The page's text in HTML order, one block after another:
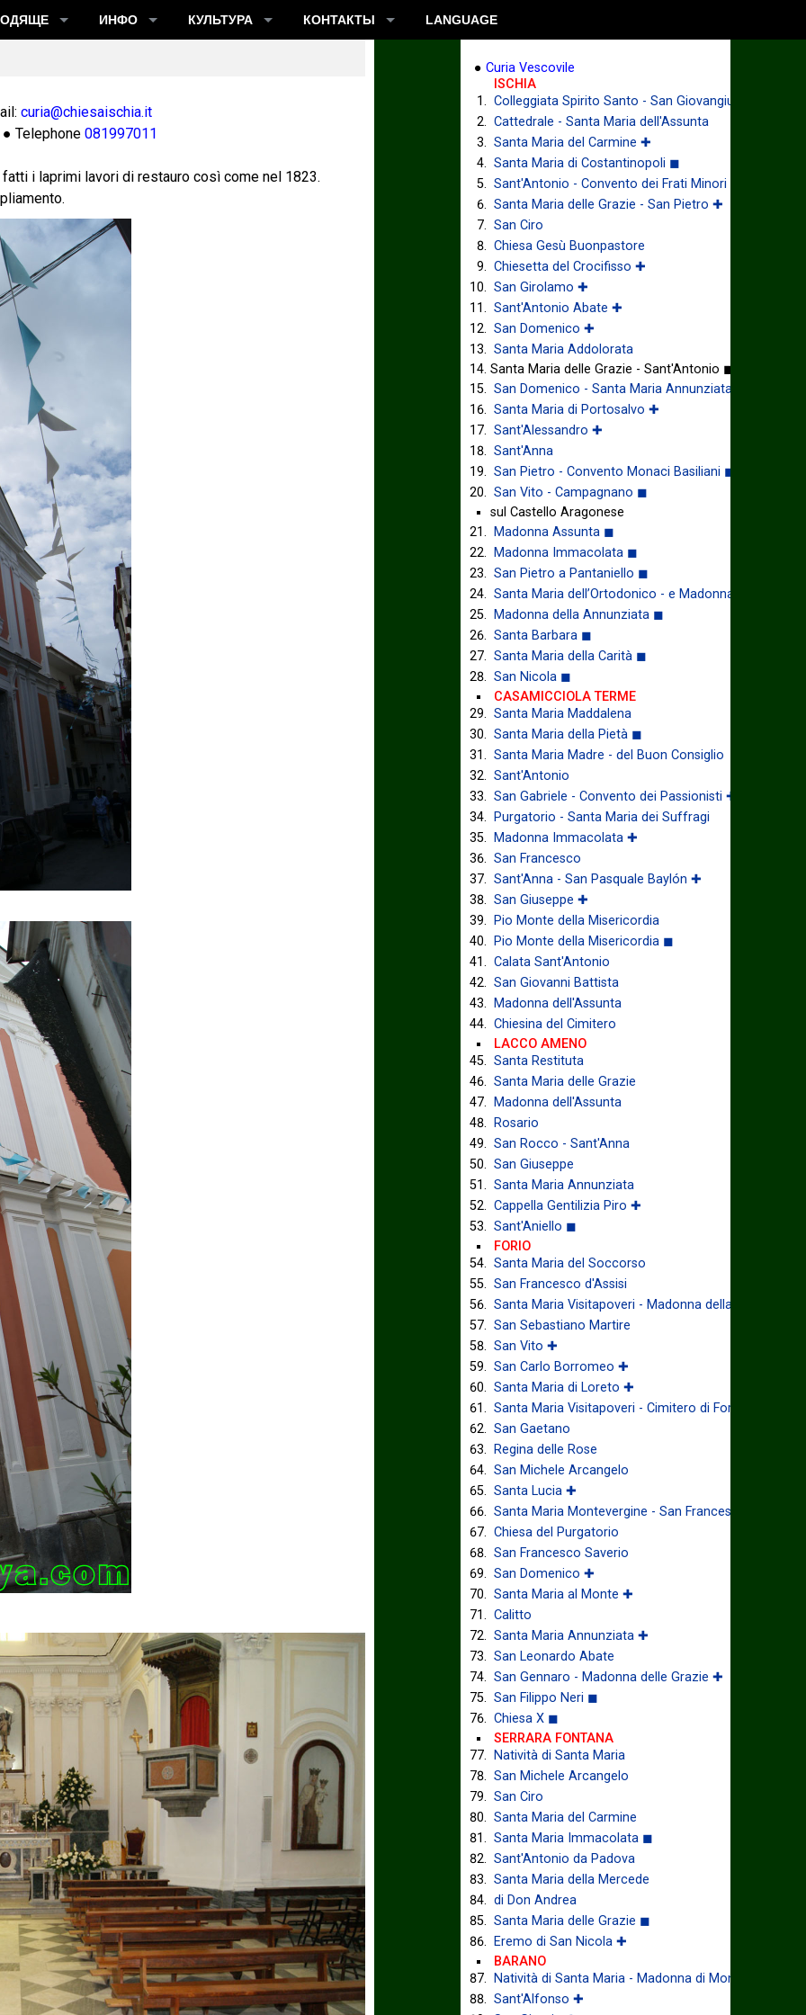
ИНФО КУЛЬТУРА КОНТАКТЫ LANGUAGE
curia@chiesaischia.it
Telephone 081997011
i laprimi lavori di restauro così come nel 1823.
● Curia Vescovile
ISCHIA
Colleggiata Spirito Santo - San Giovangiuseppe
Cattedrale - Santa Maria dell'Assunta
Santa Maria del Carmine ✚
Santa Maria di Costantinopoli ◼
Sant'Antonio - Convento dei Frati Minori ✚
Santa Maria delle Grazie - San Pietro ✚
San Ciro
Chiesa Gesù Buonpastore
Chiesetta del Crocifisso ✚
San Girolamo ✚
Sant'Antonio Abate ✚
San Domenico ✚
Santa Maria Addolorata
Santa Maria delle Grazie - Sant'Antonio ◼
San Domenico - Santa Maria Annunziata ✚
Santa Maria di Portosalvo ✚
Sant'Alessandro ✚
Sant'Anna
San Pietro - Convento Monaci Basiliani ◼
San Vito - Campagnano ◼
sul Castello Aragonese
Madonna Assunta ◼
Madonna Immacolata ◼
San Pietro a Pantaniello ◼
Santa Maria dell’Ortodonico - e Madonna della
Madonna della Annunziata ◼
Santa Barbara ◼
Santa Maria della Carità ◼
San Nicola ◼
CASAMICCIOLA TERME
Santa Maria Maddalena
Santa Maria della Pietà ◼
Santa Maria Madre - del Buon Consiglio
Sant'Antonio
San Gabriele - Convento dei Passionisti ✚
Purgatorio - Santa Maria dei Suffragi
Madonna Immacolata ✚
San Francesco
Sant'Anna - San Pasquale Baylón ✚
San Giuseppe ✚
Pio Monte della Misericordia
Pio Monte della Misericordia ◼
Calata Sant'Antonio
San Giovanni Battista
Madonna dell'Assunta
Chiesina del Cimitero
LACCO AMENO
Santa Restituta
Santa Maria delle Grazie
Madonna dell'Assunta
Rosario
San Rocco - Sant'Anna
San Giuseppe
Santa Maria Annunziata
Cappella Gentilizia Piro ✚
Sant'Aniello ◼
FORIO
Santa Maria del Soccorso
San Francesco d'Assisi
Santa Maria Visitapoveri - Madonna della Grazia
San Sebastiano Martire
San Vito ✚
San Carlo Borromeo ✚
Santa Maria di Loreto ✚
Santa Maria Visitapoveri - Cimitero di Forio ◼
San Gaetano
Regina delle Rose
San Michele Arcangelo
Santa Lucia ✚
Santa Maria Montevergine - San Francesco di Paola
Chiesa del Purgatorio
San Francesco Saverio
San Domenico ✚
Santa Maria al Monte ✚
Calitto
Santa Maria Annunziata ✚
San Leonardo Abate
San Gennaro - Madonna delle Grazie ✚
San Filippo Neri ◼
Chiesa X ◼
SERRARA FONTANA
Natività di Santa Maria
San Michele Arcangelo
San Ciro
Santa Maria del Carmine
Santa Maria Immacolata ◼
Sant'Antonio da Padova
Santa Maria della Mercede
di Don Andrea
Santa Maria delle Grazie ◼
Eremo di San Nicola ✚
BARANO
Natività di Santa Maria - Madonna di Montevergine
Sant'Alfonso ✚